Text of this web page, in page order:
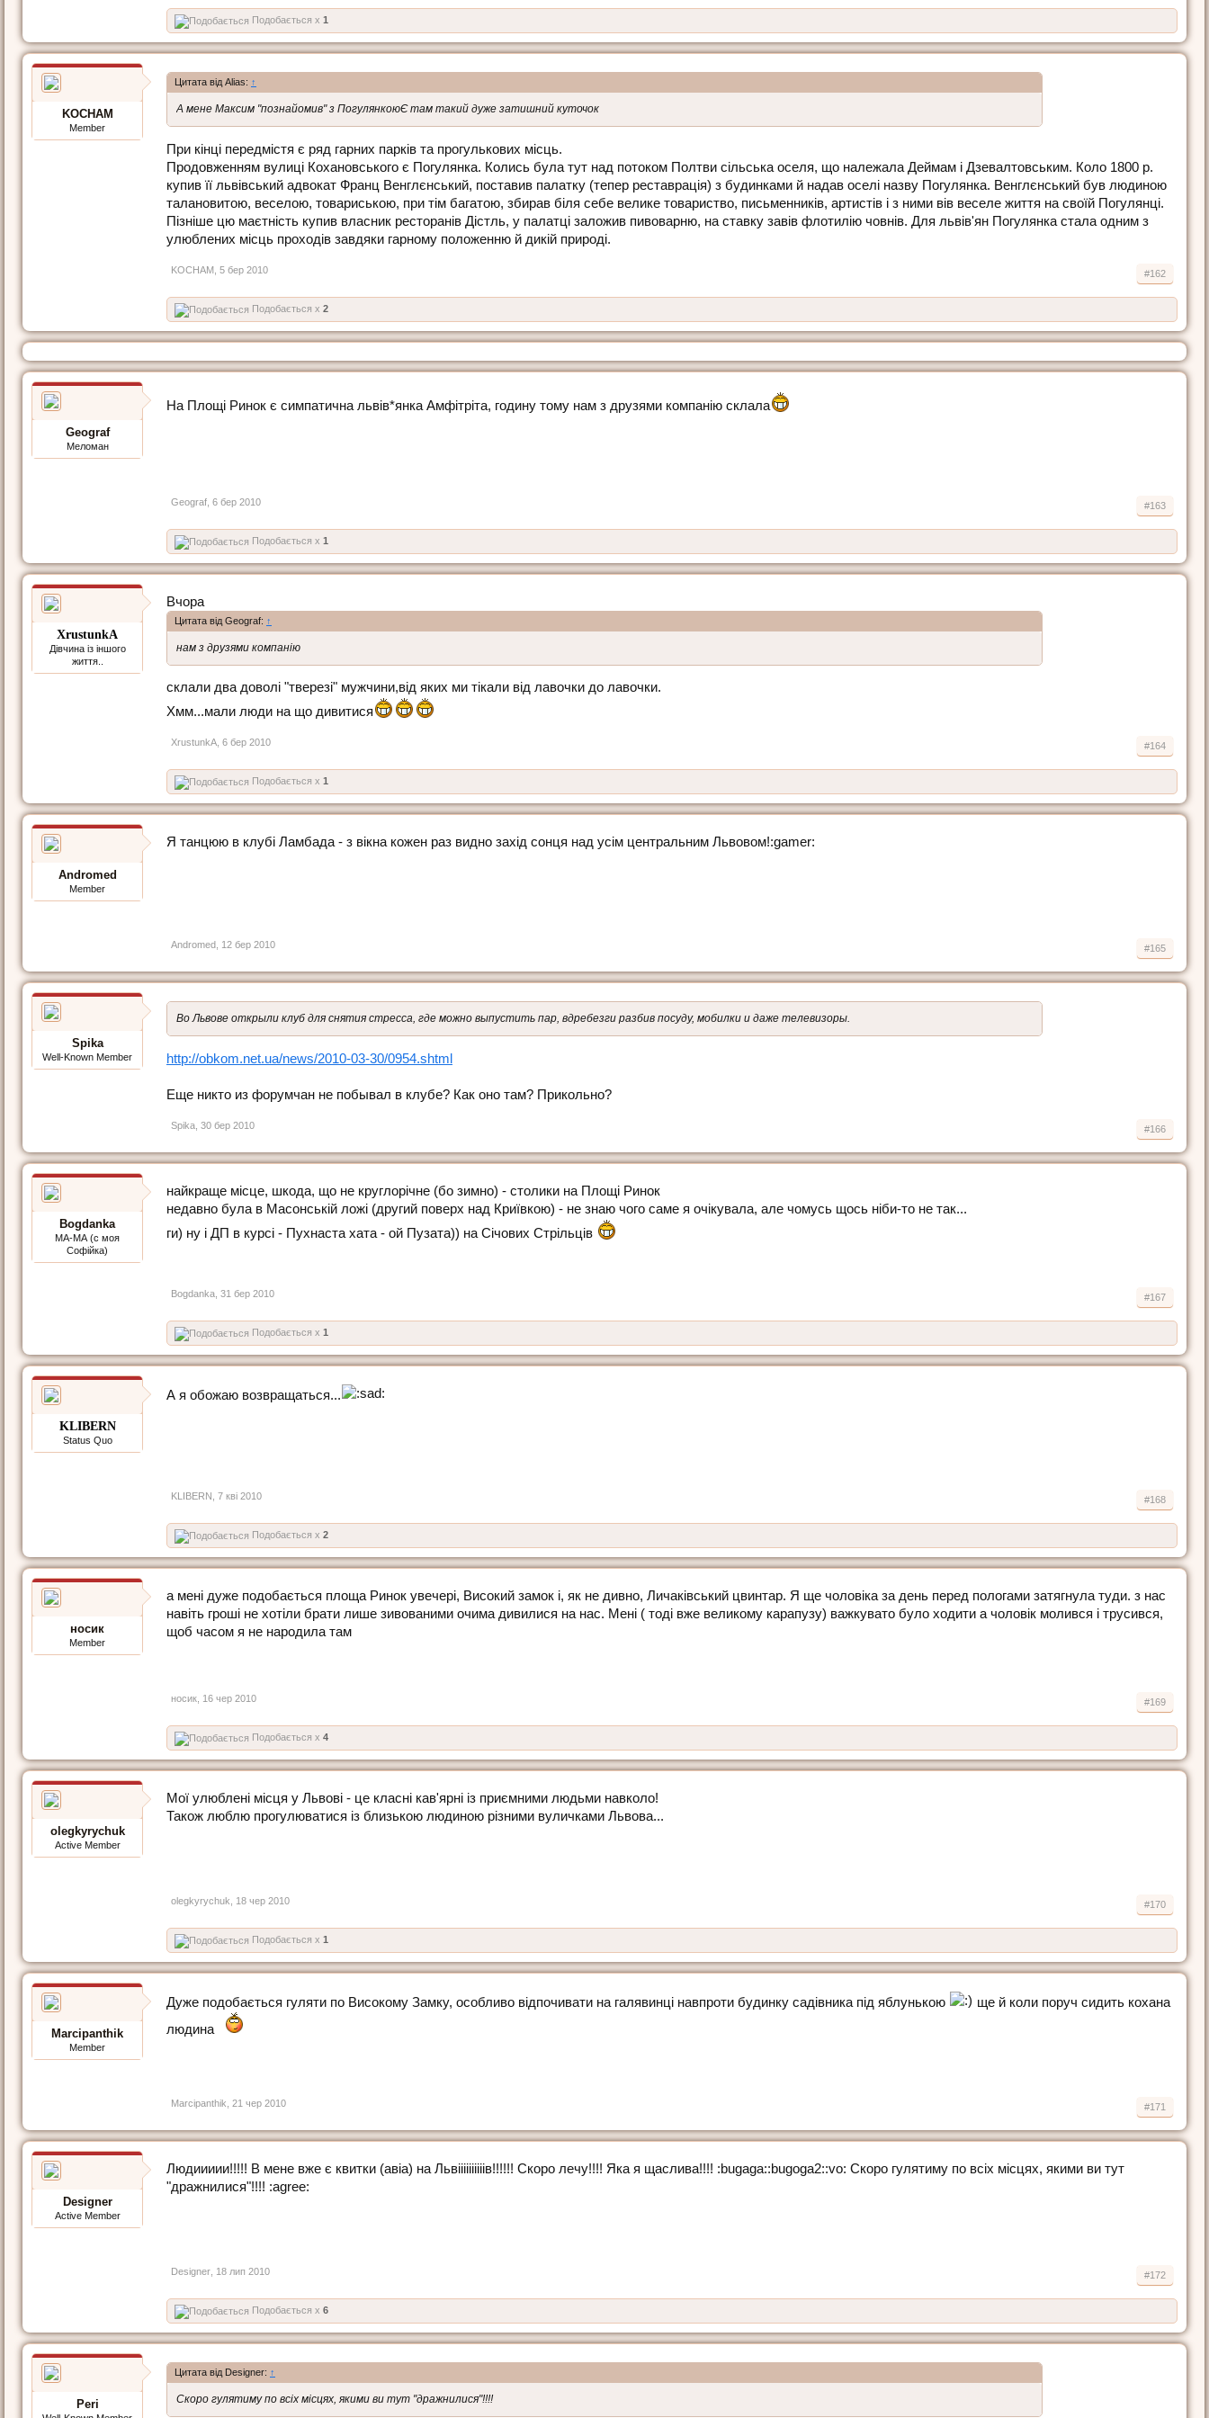
Подобається x 1
KOCHAM
Member
Цитата від Alias: ↑
А мене Максим "познайомив" з ПогулянкоюЄ там такий дуже затишний куточок
При кінці передмістя є ряд гарних парків та прогулькових місць.
Продовженням вулиці Кохановського є Погулянка. Колись була тут над потоком Полтви сільська оселя, що належала Деймам і Дзевалтовським. Коло 1800 р.
купив її львівський адвокат Франц Венглєнський, поставив палатку (тепер реставрація) з будинками й надав оселі назву Погулянка. Венглєнський був людиною
талановитою, веселою, товариською, при тім багатою, збирав біля себе велике товариство, письменників, артистів і з ними вів веселе життя на своїй Погулянці.
Пізніше цю маєтність купив власник ресторанів Дістль, у палатці заложив пивоварню, на ставку завів флотилію човнів. Для львів'ян Погулянка стала одним з
улюблених місць проходів завдяки гарному положенню й дикій природі.
KOCHAM 5 бер 2010 #162
Подобається x 2
Geograf
Меломан
На Площі Ринок є симпатична львів*янка Амфітріта, годину тому нам з друзями компанію склала
Geograf 6 бер 2010 #163
Подобається x 1
XrustunkA
Дівчина із іншого
життя..
Вчора
Цитата від Geograf: ↑
нам з друзями компанію
склали два доволі "тверезі" мужчини,від яких ми тікали від лавочки до лавочки.
Хмм...мали люди на що дивитися
XrustunkA 6 бер 2010 #164
Подобається x 1
Andromed
Member
Я танцюю в клубі Ламбада - з вікна кожен раз видно захід сонця над усім центральним Львовом!:gamer:
Andromed 12 бер 2010 #165
Spika
Well-Known Member
Во Львове открыли клуб для снятия стресса, где можно выпустить пар, вдребезги разбив посуду, мобилки и даже телевизоры.
http://obkom.net.ua/news/2010-03-30/0954.shtml
Еще никто из форумчан не побывал в клубе? Как оно там? Прикольно?
Spika 30 бер 2010 #166
Bogdanka
МА-МА (с моя
Софійка)
найкраще місце, шкода, що не круглорічне (бо зимно) - столики на Площі Ринок
недавно була в Масонській ложі (другий поверх над Криївкою) - не знаю чого саме я очікувала, але чомусь щось ніби-то не так...
ги) ну і ДП в курсі - Пухнаста хата - ой Пузата)) на Січових Стрільців
Bogdanka 31 бер 2010 #167
Подобається x 1
KLIBERN
Status Quo
А я обожаю возвращаться...
KLIBERN 7 кві 2010 #168
Подобається x 2
носик
Member
а мені дуже подобається площа Ринок увечері, Високий замок і, як не дивно, Личаківський цвинтар. Я ще чоловіка за день перед пологами затягнула туди. з нас
навіть гроші не хотіли брати лише зивованими очима дивилися на нас. Мені ( тоді вже великому карапузу) важкувато було ходити а чоловік молився і трусився,
щоб часом я не народила там
носик 16 чер 2010 #169
Подобається x 4
olegkyrychuk
Active Member
Мої улюблені місця у Львові - це класні кав'ярні із приємними людьми навколо!
Також люблю прогулюватися із близькою людиною різними вуличками Львова...
olegkyrychuk 18 чер 2010 #170
Подобається x 1
Marcipanthik
Member
Дуже подобається гуляти по Високому Замку, особливо відпочивати на галявинці навпроти будинку садівника під яблунькою
ще й коли поруч сидить кохана
людина
Marcipanthik 21 чер 2010 #171
Designer
Active Member
Людиииии!!!!! В мене вже є квитки (авіа) на Львіііііііііів!!!!!! Скоро лечу!!!! Яка я щаслива!!!! :bugaga::bugoga2::vo: Скоро гулятиму по всіх місцях, якими ви тут
"дражнилися"!!!! :agree:
Designer 18 лип 2010 #172
Подобається x 6
Peri
Цитата від Designer: ↑
Скоро гулятиму по всіх місцях, якими ви тут "дражнилися"!!!!